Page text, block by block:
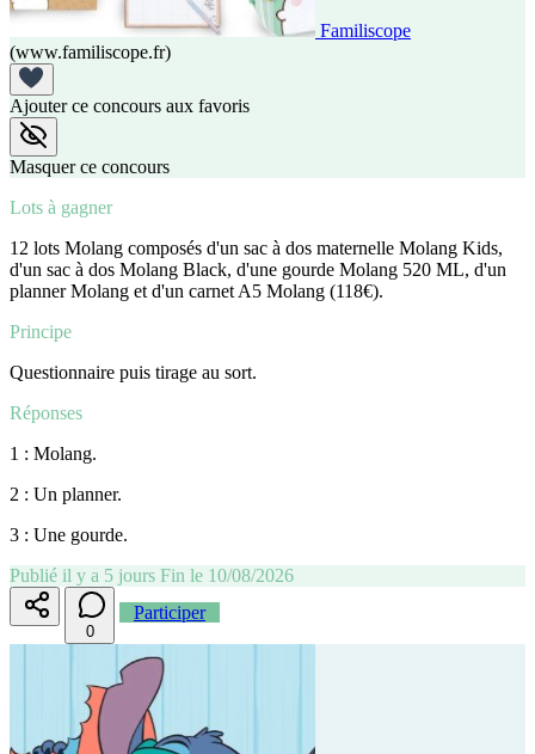
Familiscope
(www.familiscope.fr)
Ajouter ce concours aux favoris
Masquer ce concours
Lots à gagner
12 lots Molang composés d'un sac à dos maternelle Molang Kids,
d'un sac à dos Molang Black, d'une gourde Molang 520 ML, d'un
planner Molang et d'un carnet A5 Molang (118€).
Principe
Questionnaire puis tirage au sort.
Réponses
1 : Molang.
2 : Un planner.
3 : Une gourde.
Publié il y a 5 jours Fin le 10/08/2026
0
Participer